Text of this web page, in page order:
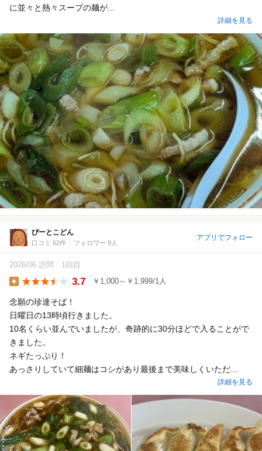
に並々と熱々スープの麺が...
詳細を見る
ぴーとこどん
口コミ 62件 フォロワー 9人
アプリでフォロー
2026/06 訪問 1回目
3.7 ￥1,000～￥1,999/1人
念願の珍達そば！
日曜日の13時頃行きました。
10名くらい並んでいましたが、奇跡的に30分ほどで入ることがで
きました。
ネギたっぷり！
あっさりしていて細麺はコシがあり最後まで美味しくいただ...
詳細を見る